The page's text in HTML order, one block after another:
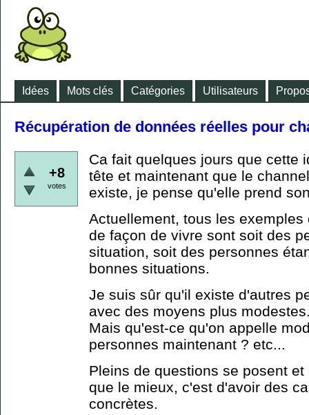
Idées Mots clés Catégories Utilisateurs
Récupération de données réelles pour
+8
votes
Ca fait quelques jours que cette
tête et maintenant que le
existe, je pense qu'elle prend
Actuellement, tous les
de façon de vivre sont soit des
situation, soit des personnes
bonnes situations.
Je suis sûr qu'il existe d'autres
avec des moyens plus
Mais qu'est-ce qu'on appelle
personnes maintenant ? etc...
Pleins de questions se posent
que le mieux, c'est d'avoir des
concrètes.